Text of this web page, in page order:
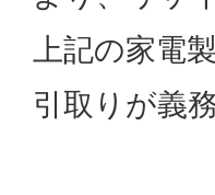
上記の家電
引取りが義